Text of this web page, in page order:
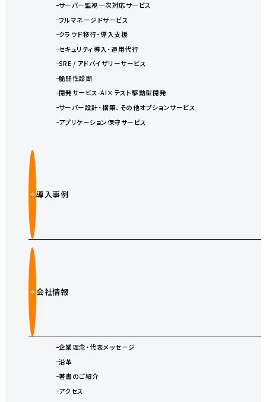
サーバー監視一次対応サービス
フルマネージドサービス
クラウド移行・導入支援
セキュリティ導入・運用代行
SRE / アドバイザリーサービス
脆弱性診断
開発サービス-AI×テスト駆動型開発
サーバー設計・構築、その他オプションサービス
アプリケーション保守サービス
導入事例
会社情報
企業理念・代表メッセージ
沿革
著書のご紹介
アクセス